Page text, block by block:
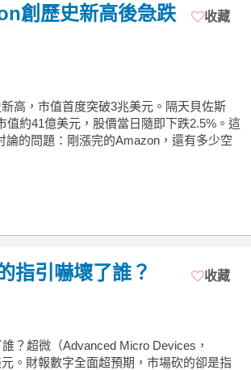
創歷史新高後急跌
收藏
高，市值首度突破3兆美元。隔天貝佐斯
值約41億美元，股價當日隨即下跌2.5%。這
的問題：剛漲完的Amazon，還有多少空
指引嚇壞了誰？ 收藏
？超微（Advanced Micro Devices，
。財報數字全面超預期，市場砍的卻是指